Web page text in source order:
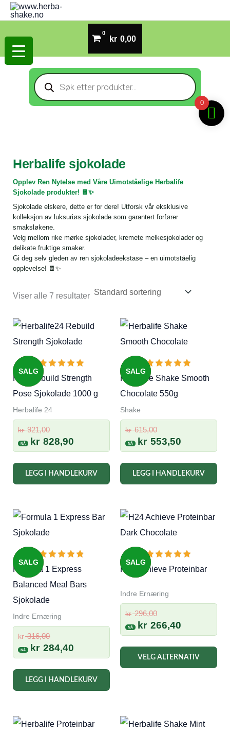
Hopp
rett
til
innholdet
kr 0,00
Products
search
Herbalife sjokolade
Opplev Ren Nytelse med Våre Uimotståelige Herbalife
Sjokolade produkter! 🍫✨
Sjokolade elskere, dette er for dere! Utforsk vår eksklusive
kolleksjon av luksuriøs sjokolade som garantert forfører
smaksløkene.
Velg mellom rike mørke sjokolader, kremete melkesjokolader og
delikate fruktige smaker.
Gi deg selv gleden av ren sjokoladeekstase – en uimotståelig
opplevelse! 🍫✨
Viser alle 7 resultater
SALG
H24 Rebuild Strength
Pose Sjokolade 1000 g
Herbalife 24
kr921,00Opprinnelig
pris
var:
kr 921,00.
kr 828,90
pris
er:
kr 828,90.
LEGG I HANDLEKURV
SALG
Herbalife Shake Smooth
Chocolate 550g
Shake
kr615,00Opprinnelig
pris
var:
kr 615,00.
kr 553,50
pris
er:
kr 553,50.
LEGG I HANDLEKURV
SALG
Formula 1 Express
Balanced Meal Bars
Sjokolade
Indre Ernæring
kr316,00Opprinnelig
pris
var:
kr 316,00.
kr 284,40 Nåværende
pris
er:
kr 284,40.
LEGG I HANDLEKURV
SALG
H24 Achieve Proteinbar
Indre Ernæring
kr296,00Opprinnelig
pris
var:
kr 296,00.
kr 266,40
pris
er:
kr 266,40.
VELG ALTERNATIV
0